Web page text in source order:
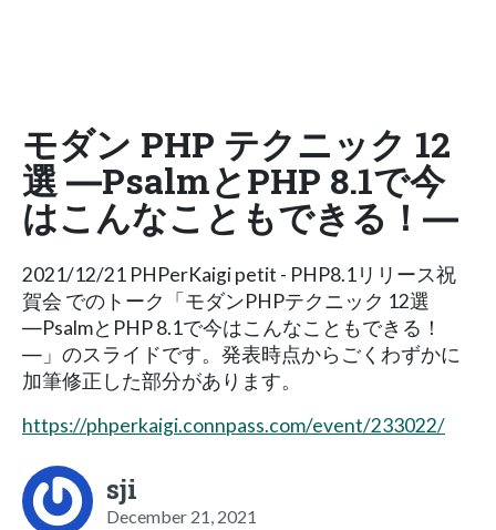
モダン PHP テクニック 12
選 ―PsalmとPHP 8.1で今
はこんなこともできる！―
2021/12/21 PHPerKaigi petit - PHP8.1リリース祝
賀会 でのトーク「モダンPHPテクニック 12選
―PsalmとPHP 8.1で今はこんなこともできる！
―」のスライドです。発表時点からごくわずかに
加筆修正した部分があります。
https://phperkaigi.connpass.com/event/233022/
sji
December 21, 2021